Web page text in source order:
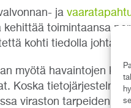
ja
kehittää toimintaansa
kohti tiedolla
myötä havaintojen
Koska tietojärjestelmä
viraston tarpeiden